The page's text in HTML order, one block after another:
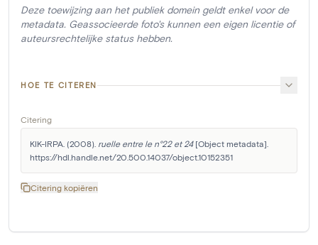
Deze toewijzing aan het publiek domein geldt enkel voor de
metadata. Geassocieerde foto's kunnen een eigen licentie of
auteursrechtelijke status hebben.
HOE TE CITEREN
Citering
KIK-IRPA. (2008). ruelle entre le n°22 et 24 [Object metadata].
https://hdl.handle.net/20.500.14037/object.10152351
Citering kopiëren